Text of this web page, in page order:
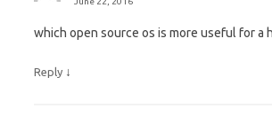
which open source os is more useful for a
Reply ↓